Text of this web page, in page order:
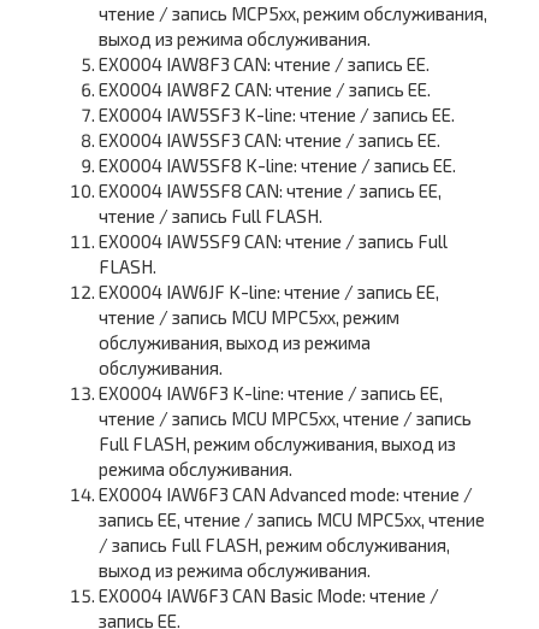
чтение / запись MCP5xx, режим обслуживания,
выход из режима обслуживания.
EX0004 IAW8F3 CAN: чтение / запись EE.
EX0004 IAW8F2 CAN: чтение / запись EE.
EX0004 IAW5SF3 K-line: чтение / запись EE.
EX0004 IAW5SF3 CAN: чтение / запись EE.
EX0004 IAW5SF8 K-line: чтение / запись EE.
EX0004 IAW5SF8 CAN: чтение / запись EE,
чтение / запись Full FLASH.
EX0004 IAW5SF9 CAN: чтение / запись Full
FLASH.
EX0004 IAW6JF K-line: чтение / запись EE,
чтение / запись MCU MPC5xx, режим
обслуживания, выход из режима
обслуживания.
EX0004 IAW6F3 K-line: чтение / запись EE,
чтение / запись MCU MPC5xx, чтение / запись
Full FLASH, режим обслуживания, выход из
режима обслуживания.
EX0004 IAW6F3 CAN Advanced mode: чтение /
запись EE, чтение / запись MCU MPC5xx, чтение
/ запись Full FLASH, режим обслуживания,
выход из режима обслуживания.
EX0004 IAW6F3 CAN Basic Mode: чтение /
запись EE.